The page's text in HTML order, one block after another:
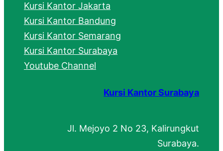
Kursi Kantor Jakarta
Kursi Kantor Bandung
Kursi Kantor Semarang
Kursi Kantor Surabaya
Youtube Channel
Kursi Kantor Surabaya
Jl. Mejoyo 2 No 23, Kalirungkut
Surabaya.